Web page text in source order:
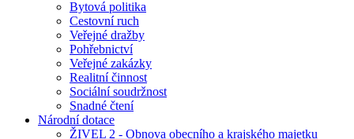
Bytová politika
Cestovní ruch
Veřejné dražby
Pohřebnictví
Veřejné zakázky
Realitní činnost
Sociální soudržnost
Snadné čtení
Národní dotace
ŽIVEL 2 - Obnova obecního a krajského majetku